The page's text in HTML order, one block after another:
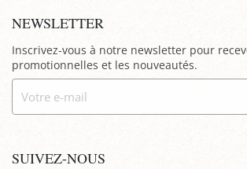
NEWSLETTER
Inscrivez-vous à notre newsletter pour
promotionnelles et les nouveautés.
SUIVEZ-NOUS